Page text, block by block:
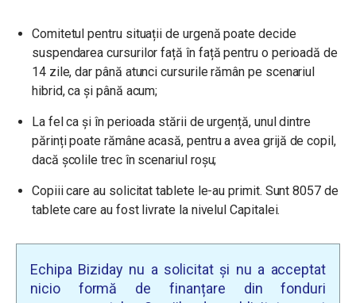
Comitetul pentru situații de urgenă poate decide
suspendarea cursurilor față în față pentru o perioadă de
14 zile, dar până atunci cursurile rămân pe scenariul
hibrid, ca și până acum;
La fel ca și în perioada stării de urgență, unul dintre
părinți poate rămâne acasă, pentru a avea grijă de copil,
dacă școlile trec în scenariul roșu;
Copiii care au solicitat tablete le-au primit. Sunt 8057 de
tablete care au fost livrate la nivelul Capitalei.
Echipa Biziday nu a solicitat și nu a acceptat
nicio formă de finanțare din fonduri